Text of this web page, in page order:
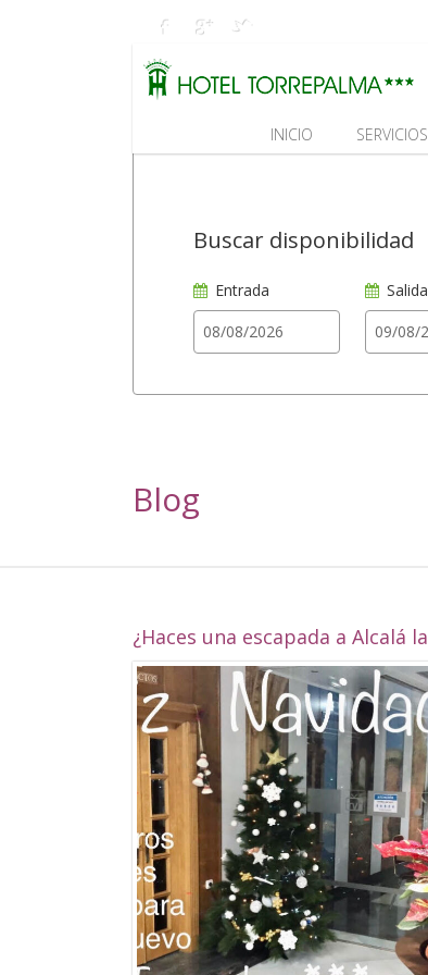
INICIO SERVICIOS
Buscar disponibilidad
Entrada Salida
Blog